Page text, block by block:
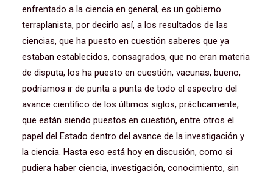
enfrentado a la ciencia en general, es un gobierno
terraplanista, por decirlo así, a los resultados de las
ciencias, que ha puesto en cuestión saberes que ya
estaban establecidos, consagrados, que no eran materia
de disputa, los ha puesto en cuestión, vacunas, bueno,
podríamos ir de punta a punta de todo el espectro del
avance científico de los últimos siglos, prácticamente,
que están siendo puestos en cuestión, entre otros el
papel del Estado dentro del avance de la investigación y
la ciencia. Hasta eso está hoy en discusión, como si
pudiera haber ciencia, investigación, conocimiento, sin